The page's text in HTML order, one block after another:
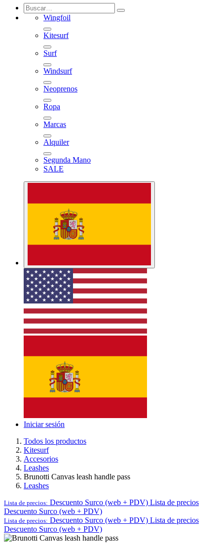
Wingfoil
Kitesurf
Surf
Windsurf
Neoprenos
Ropa
Marcas
Alquiler
Segunda Mano
SALE
Iniciar sesión
Todos los productos
Kitesurf
Accesorios
Leashes
Brunotti Canvas leash handle pass
Leashes
Lista de precios: Descuento Surco (web + PDV) Lista de precios
Descuento Surco (web + PDV)
Lista de precios: Descuento Surco (web + PDV) Lista de precios
Descuento Surco (web + PDV)